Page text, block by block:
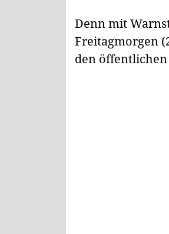
Denn mit
Freitagmorgen
den